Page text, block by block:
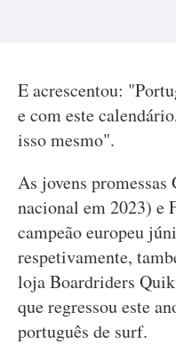
E acrescentou:
e com este
isso mesmo".
As jovens
nacional em 2023) e
campeão europeu
respetivamente,
loja Boardriders
que regressou este
português de surf.